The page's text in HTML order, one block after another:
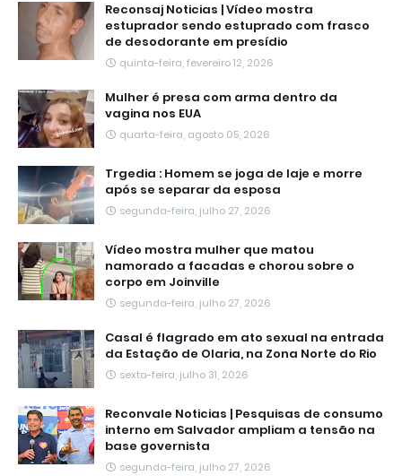
Reconsaj Noticias | Vídeo mostra
estuprador sendo estuprado com frasco
de desodorante em presídio
quinta-feira, fevereiro 12, 2026
Mulher é presa com arma dentro da
vagina nos EUA
quarta-feira, agosto 05, 2026
Trgedia : Homem se joga de laje e morre
após se separar da esposa
segunda-feira, julho 27, 2026
Vídeo mostra mulher que matou
namorado a facadas e chorou sobre o
corpo em Joinville
segunda-feira, julho 27, 2026
Casal é flagrado em ato sexual na entrada
da Estação de Olaria, na Zona Norte do Rio
sexta-feira, julho 31, 2026
Reconvale Noticias | Pesquisas de consumo
interno em Salvador ampliam a tensão na
base governista
segunda-feira, julho 27, 2026